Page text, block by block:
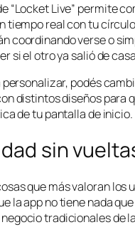
“Locket Live” permite
tiempo real con tu
coordinando verse o
si el otro ya salió de
personalizar, podés
distintos diseños para
de tu pantalla de inicio.
sin
que más valoran los
la app no tiene nada
tradicionales de